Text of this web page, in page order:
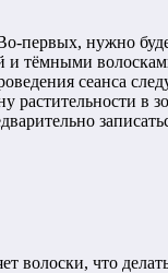
нужно
и тёмными
сеанса
растительности
волоски, что